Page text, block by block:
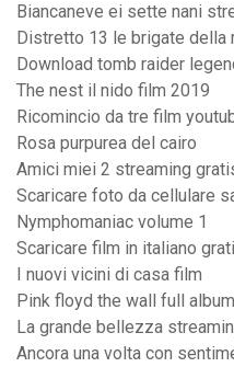
Biancaneve ei sette nani
Distretto 13 le brigate della
Download tomb raider
The nest il nido film 2019
Ricomincio da tre film
Rosa purpurea del cairo
Amici miei 2 streaming
Scaricare foto da cellulare
Nymphomaniac volume 1
Scaricare film in italiano
I nuovi vicini di casa film
Pink floyd the wall full
La grande bellezza
Ancora una volta con